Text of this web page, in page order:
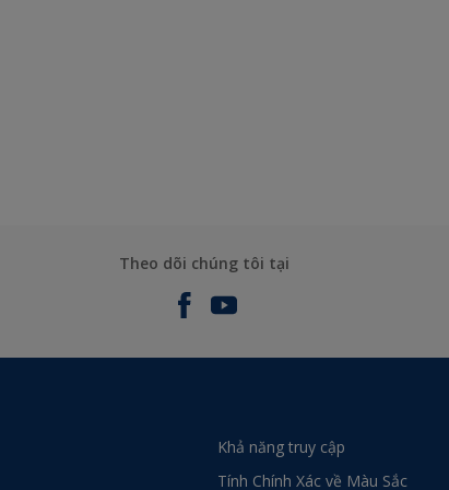
Theo dõi chúng tôi tại
Khả năng truy cập
Tính Chính Xác về Màu Sắc